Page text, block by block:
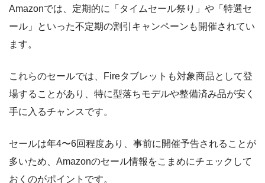
Amazonでは、定期的に「タイムセール祭り」や「特選セ
ール」といった不定期の割引キャンペーンも開催されてい
ます。
これらのセールでは、Fireタブレットも対象商品として登
場することがあり、特に型落ちモデルや整備済み品が安く
手に入るチャンスです。
セールは年4〜6回程度あり、事前に開催予告されることが
多いため、Amazonのセール情報をこまめにチェックして
おくのがポイントです。